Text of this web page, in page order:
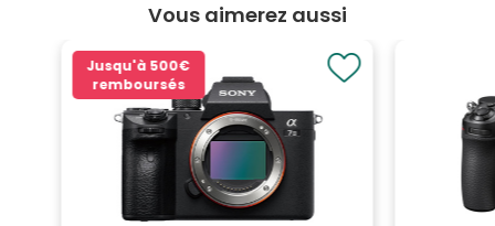
Vous aimerez aussi
Jusqu'à 500€
remboursés